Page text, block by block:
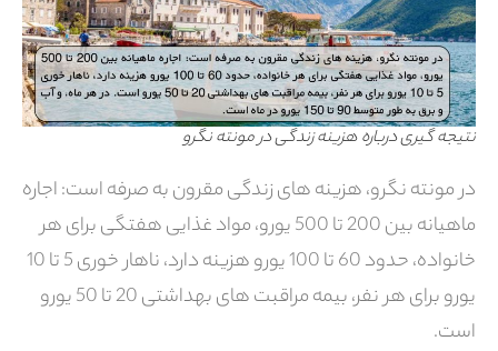
نتیجه گیری درباره هزینه زندگی در مونته نگرو
در مونته نگرو، هزینه های زندگی مقرون به صرفه است: اجاره
ماهیانه بین 200 تا 500 یورو، مواد غذایی هفتگی برای هر
خانواده، حدود 60 تا 100 یورو هزینه دارد، ناهار خوری 5 تا 10
یورو برای هر نفر، بیمه مراقبت های بهداشتی 20 تا 50 یورو
است.